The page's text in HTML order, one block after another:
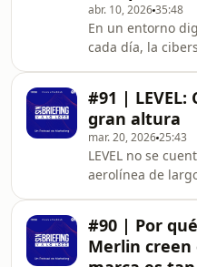
no puede
de contenidos teóricos. En
enfoque está
perfiles
abr. 10, 202635:48
En un entorno
cada día, la
públicas. Para
compañía líder
interpreta los
sector,
con dos voces
organización:
Regional Sales
Sánchez,
#91 | LEVEL:
gran altura
mar. 20, 202625:43
LEVEL no se
aerolínea de
responsable de
Cadena, al
#90 | Por
Merlin creen